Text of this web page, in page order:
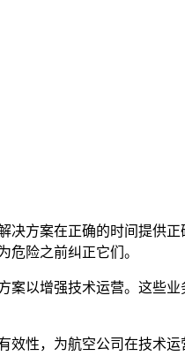
方案在正确的时间提供
危险之前纠正它们。
以增强技术运营。这些
性，为航空公司在技术